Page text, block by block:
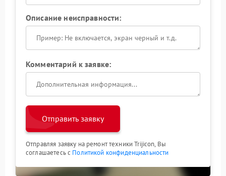
Описание неисправности:
Комментарий к заявке:
Отправить заявку
Отправляя заявку на ремонт техники Trijicon, Вы
соглашаетесь с Политикой конфиденциальности